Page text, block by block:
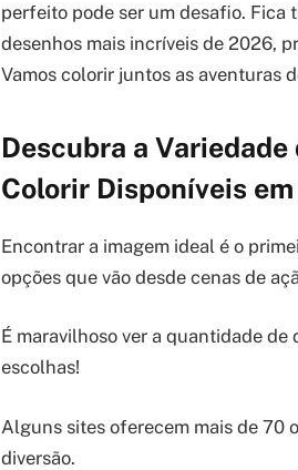
perfeito pode ser um desafio. Fica
desenhos mais incríveis de 2026,
Vamos colorir juntos as aventuras
Descubra a
Colorir Disponíveis
Encontrar a imagem ideal é o
opções que vão desde cenas de
É maravilhoso ver a quantidade
escolhas!
Alguns sites oferecem mais de 70
diversão.